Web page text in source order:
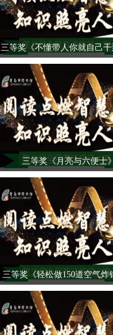
三等奖《不懂带人你就自己
三等奖《月亮与六便士
三等奖《轻松做150道空气炸